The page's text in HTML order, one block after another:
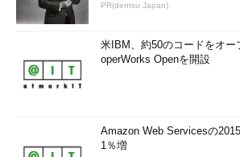
PR(dentsu Japan)
米IBM、約50のコードをオー
operWorks Openを開設
Amazon Web Servicesの
1％増